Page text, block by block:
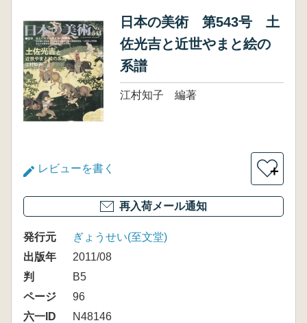
日本の美術 第543号 土
佐光吉と近世やまと絵の
系譜
江村知子 編著
レビューを書く ＋
再入荷メール通知
発行元
ぎょうせい(至文堂)
出版年
2011/08
判
B5
ページ
96
六一ID
N48146